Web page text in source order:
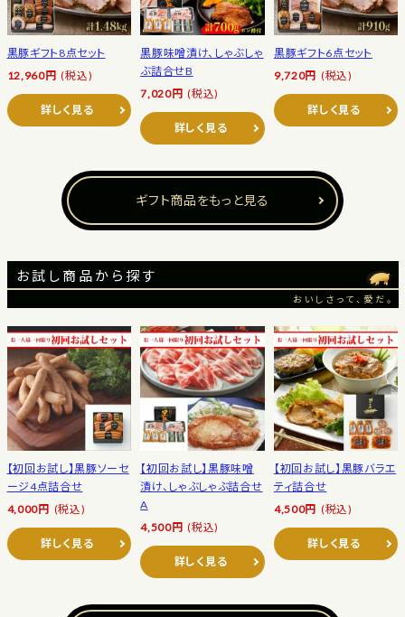
黒豚ギフト8点セット
12,960円 (税込)
詳しく見る
黒豚味噌漬け、しゃぶしゃ
ぶ詰合せB
7,020円 (税込)
詳しく見る
黒豚ギフト6点セット
9,720円 (税込)
詳しく見る
ギフト商品をもっと見る
お試し商品から探す
おいしさって、愛だ。
【初回お試し】黒豚ソーセ
ージ4点詰合せ
4,000円 (税込)
詳しく見る
【初回お試し】黒豚味噌
漬け、しゃぶしゃぶ詰合せ
A
4,500円 (税込)
詳しく見る
【初回お試し】黒豚バラエ
ティ詰合せ
4,500円 (税込)
詳しく見る